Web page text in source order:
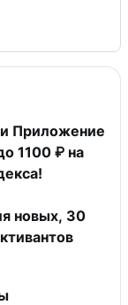
Приложение
1100 ₽ на
новых, 30